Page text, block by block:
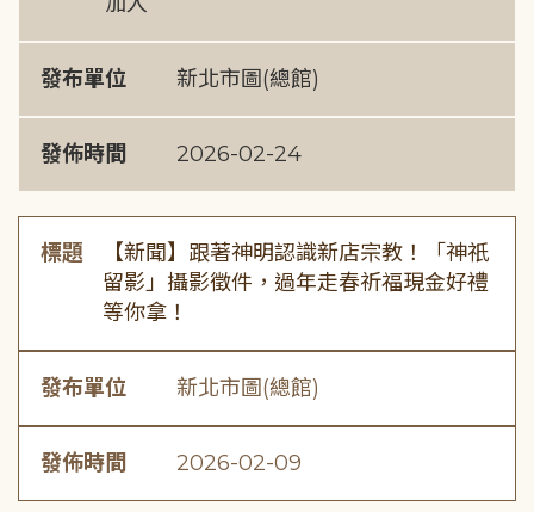
發布單位 新北市圖(總館)
發佈時間 2026-02-24
標題
【新聞】跟著神明認識新店宗教！「神祇
留影」攝影徵件，過年走春祈福現金好禮
等你拿！
發布單位 新北市圖(總館)
發佈時間 2026-02-09